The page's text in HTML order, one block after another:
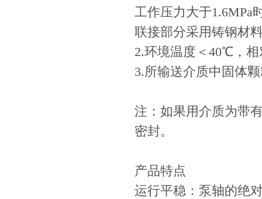
工作压力大于1.6MPa
联接部分采用铸钢材
2.环境温度＜40℃，相
3.所输送介质中固体
注：如果用介质为带
密封。
产品特点
运行平稳：泵轴的绝